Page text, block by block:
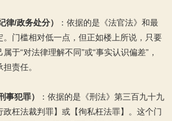
律/政务处分）
：依据的是《法官法》和最
。门槛相对低一点，但正如楼上所说，只要
于“对法律理解不同”或“事实认识偏差”，
责任。
事犯罪）
：依据的是《刑法》第三百九十九
政枉法裁判罪】或【徇私枉法罪】。这个门